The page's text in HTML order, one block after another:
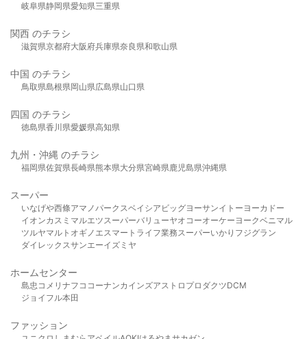
岐阜県静岡県愛知県三重県
関西 のチラシ
滋賀県京都府大阪府兵庫県奈良県和歌山県
中国 のチラシ
鳥取県島根県岡山県広島県山口県
四国 のチラシ
徳島県香川県愛媛県高知県
九州・沖縄 のチラシ
福岡県佐賀県長崎県熊本県大分県宮崎県鹿児島県沖縄県
スーパー
いなげや西條アマノパークスベイシア ビッグヨーサンイトーヨーカドー
イオンカスミ マルエツスーパーバリューヤオコーオーケー ヨークベニマル
ツルヤマルト オギノ エスマート ライフ業務スーパーいかり フジグラン
ダイレックスサンエーイズミヤ
ホームセンター
島忠 コメリ ナフコ コーナンカインズアストロプロダクツDCM
ジョイフル本田
ファッション